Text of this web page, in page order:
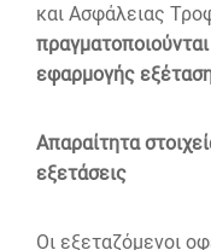
και Ασφάλειας
εφαρμογής
Απαραίτητα
εξετάσεις
Οι εξεταζόμενοι